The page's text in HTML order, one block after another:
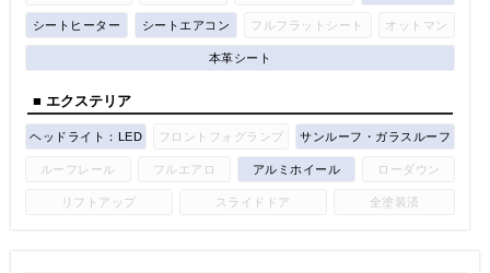
シートヒーター シートエアコン フルフラットシート オットマン
本革シート
■ エクステリア
ヘッドライト：LED フロントフォグランプ サンルーフ・ガラスルーフ
ルーフレール フルエアロ アルミホイール ローダウン
リフトアップ スライドドア 全塗装済